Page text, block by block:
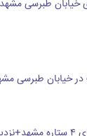
خیابان طبرسی
طبرسی مشهد | تا